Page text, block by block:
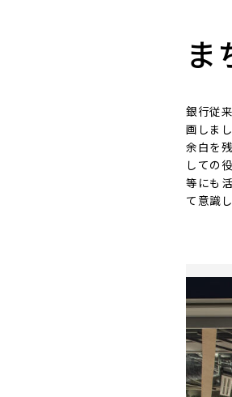
ま
銀行従
画しま
余白を
しての
等にも
て意識